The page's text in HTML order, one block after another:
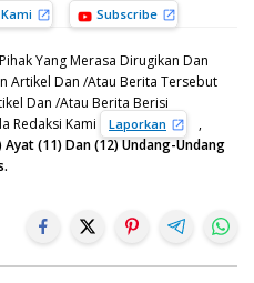
Subscribe
Yang Merasa Dirugikan Dan
Artikel Dan /Atau Berita Tersebut
Dan /Atau Berita Berisi
Redaksi Kami
Laporkan
,
Ayat (11) Dan (12) Undang-Undang